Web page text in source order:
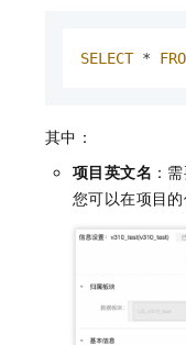
SELECT *
其中：
项目英文名 ：
您可以在项目